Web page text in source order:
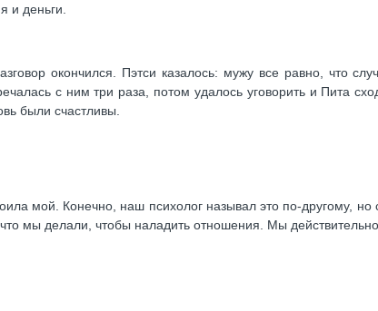
и деньги.
окончился. Пэтси казалось: мужу все равно, что
с ним три раза, потом удалось уговорить и Пита
были счастливы.
мой. Конечно, наш психолог называл это по-другому, но
мы делали, чтобы наладить отношения. Мы действительно